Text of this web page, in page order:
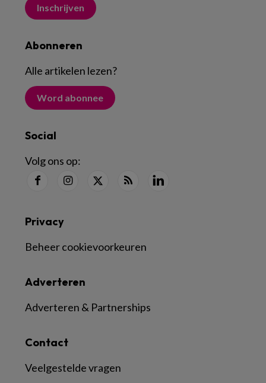
Inschrijven
Abonneren
Alle artikelen lezen?
Word abonnee
Social
Volg ons op:
Contact
Veelgestelde vragen
Adverteren
Adverteren & Partnerships
Privacy
Beheer cookievoorkeuren